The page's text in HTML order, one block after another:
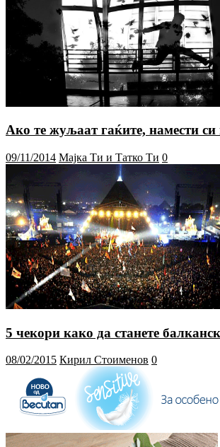
Ако те жуљаат гаќите, намести
09/11/2014 Мајка Ти и Татко Ти 0
5 чекори како да станете
08/02/2015 Кирил Стоименов 0